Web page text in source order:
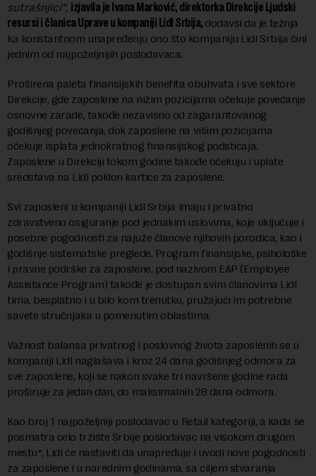
sutrašnjici“, izjavila je Ivana Marković, direktorka Direkcije Ljudski
resursi i članica Uprave u kompaniji Lidl Srbija, dodavši da je težnja
ka konstantnom unapređenju ono što kompaniju Lidl Srbija čini
jednim od najpoželjnijih poslodavaca.
Proširena paleta finansijskih benefita obuhvata i sve sektore
Direkcije, gde zaposlene na nižim pozicijama očekuje povećanje
osnovne zarade, takođe nezavisno od zagarantovanog
godišnjeg povećanja, dok zaposlene na višim pozicijama
očekuje isplata jednokratnog finansijskog podsticaja.
Zaposlene u Direkciji tokom godine takođe očekuju i uplate
sredstava na Lidl poklon kartice za zaposlene.
Svi zaposleni u kompaniji Lidl Srbija imaju i privatno
zdravstveno osiguranje pod jednakim uslovima, koje uključuje i
posebne pogodnosti za najuže članove njihovih porodica, kao i
godišnje sistematske preglede. Program finansijske, psihološke
i pravne podrške za zaposlene, pod nazivom EAP (Employee
Assistance Program) takođe je dostupan svim članovima Lidl
tima, besplatno i u bilo kom trenutku, pružajući im potrebne
savete stručnjaka u pomenutim oblastima.
Važnost balansa privatnog i poslovnog života zaposlenih se u
kompaniji Lidl naglašava i kroz 24 dana godišnjeg odmora za
sve zaposlene, koji se nakon svake tri navršene godine rada
proširuje za jedan dan, do maksimalnih 28 dana odmora.
Kao broj 1 najpoželjniji poslodavac u Retail kategoriji, a kada se
posmatra celo tržište Srbije poslodavac na visokom drugom
mestu*, Lidl će nastaviti da unapređuje i uvodi nove pogodnosti
za zaposlene i u narednim godinama, sa ciljem stvaranja